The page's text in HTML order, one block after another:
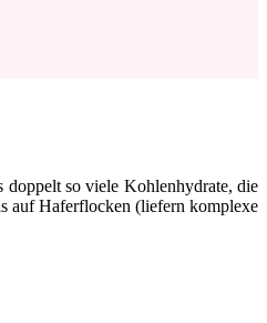
doppelt so viele Kohlenhydrate, die
auf Haferflocken (liefern komplexe